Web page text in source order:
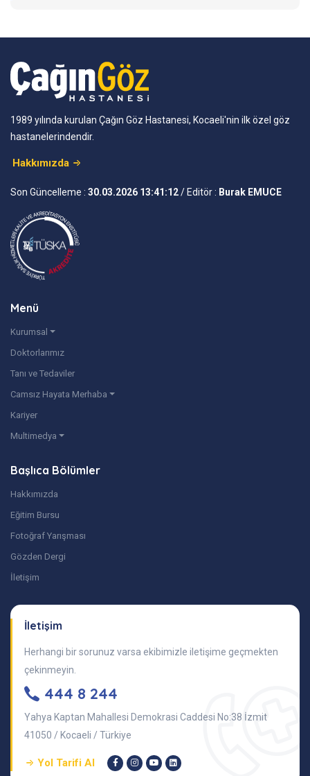
1989 yılında kurulan Çağın Göz Hastanesi, Kocaeli'nin ilk özel göz
hastanelerindendir.
Hakkımızda
Son Güncelleme : 30.03.2026 13:41:12/ Editör : Burak EMUCE
Menü
Kurumsal
Doktorlarımız
Tanı ve Tedaviler
Camsız Hayata Merhaba
Kariyer
Multimedya
Başlıca Bölümler
Hakkımızda
Eğitim Bursu
Fotoğraf Yarışması
Gözden Dergi
İletişim
İletişim
Herhangi bir sorunuz varsa ekibimizle iletişime geçmekten
çekinmeyin.
444 8 244
Yahya Kaptan Mahallesi Demokrasi Caddesi No:38 İzmit
41050 / Kocaeli / Türkiye
Yol Tarifi Al